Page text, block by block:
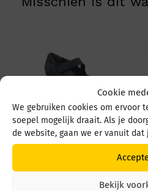
Cookie
We gebruiken cookies om ervoor
soepel mogelijk draait. Als je
de website, gaan we er vanuit
Bekijk
Durea 5679 5679 035
€219,95